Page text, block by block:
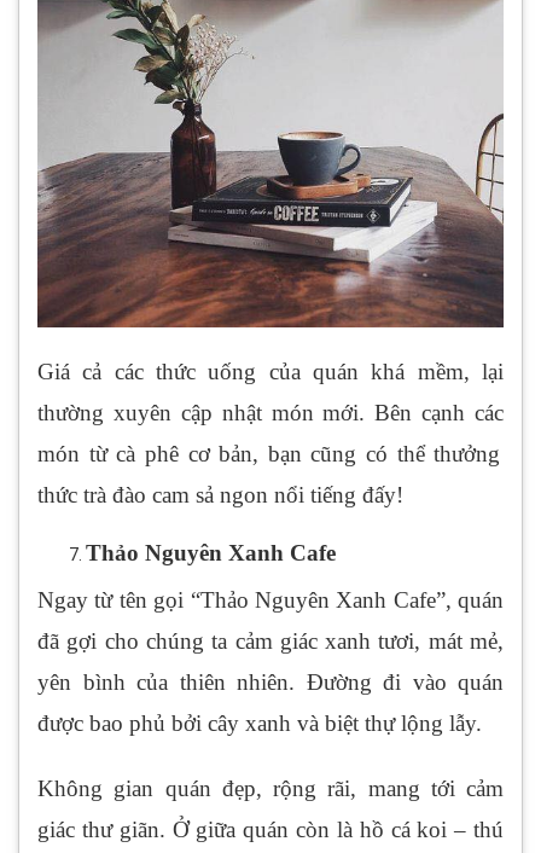
Giá cả các thức uống của quán khá mềm, lại
thường xuyên cập nhật món mới. Bên cạnh các
món từ cà phê cơ bản, bạn cũng có thể thưởng
thức trà đào cam sả ngon nổi tiếng đấy!
Thảo Nguyên Xanh Cafe
Ngay từ tên gọi “Thảo Nguyên Xanh Cafe”, quán
đã gợi cho chúng ta cảm giác xanh tươi, mát mẻ,
yên bình của thiên nhiên. Đường đi vào quán
được bao phủ bởi cây xanh và biệt thự lộng lẫy.
Không gian quán đẹp, rộng rãi, mang tới cảm
giác thư giãn. Ở giữa quán còn là hồ cá koi – thú